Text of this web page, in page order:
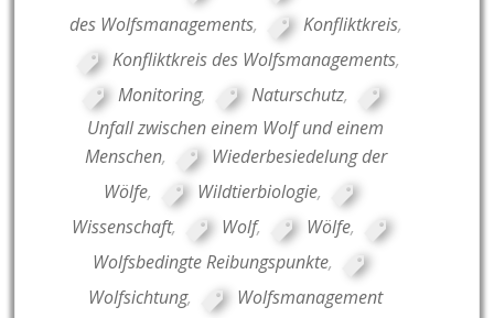
des Wolfsmanagements, Konfliktkreis,
Konfliktkreis des Wolfsmanagements,
Monitoring, Naturschutz,
Unfall zwischen einem Wolf und einem
Menschen,
Wiederbesiedelung der
Wölfe, Wildtierbiologie,
Wissenschaft, Wolf, Wölfe,
Wolfsbedingte Reibungspunkte,
Wolfsichtung, Wolfsmanagement